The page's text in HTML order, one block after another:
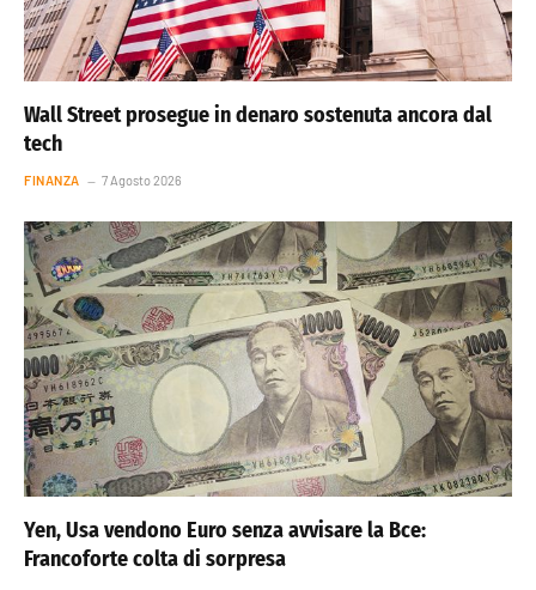
Wall Street prosegue in denaro sostenuta ancora dal
tech
FINANZA 7 Agosto 2026
Yen, Usa vendono Euro senza avvisare la Bce:
Francoforte colta di sorpresa